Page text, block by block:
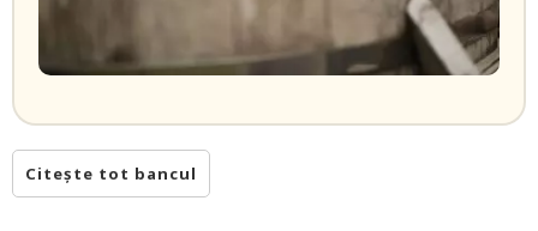
Citește tot bancul